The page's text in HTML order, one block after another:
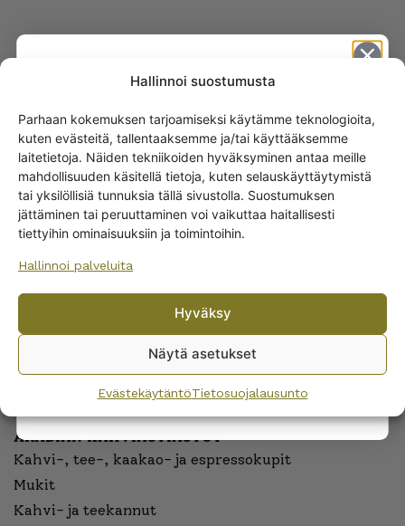
Hallinnoi suostumusta
Parhaan kokemuksen tarjoamiseksi käytämme teknologioita,
kuten evästeitä, tallentaaksemme ja/tai käyttääksemme
laitetietoja. Näiden tekniikoiden hyväksyminen antaa meille
mahdollisuuden käsitellä tietoja, kuten selauskäyttäytymistä
tai yksilöllisiä tunnuksia tällä sivustolla. Suostumuksen
jättäminen tai peruuttaminen voi vaikuttaa haitallisesti
tiettyihin ominaisuuksiin ja toimintoihin.
Hallinnoi palveluita
Hyväksy
Näytä asetukset
EvästekäytäntöTietosuojalausunto
ARABIAN RUOKA-ASTIAT
Lautaset
Kannut ja kaatimet
Tarjoiluastiat
Munakupit
Ruuanvalmistus
ARABIAN KAHVIASTIASTOT
Kahvi-, tee-, kaakao- ja espressokupit
Mukit
Kahvi- ja teekannut
Get -5%
off?
Yes! I want the discount
privacy policy.